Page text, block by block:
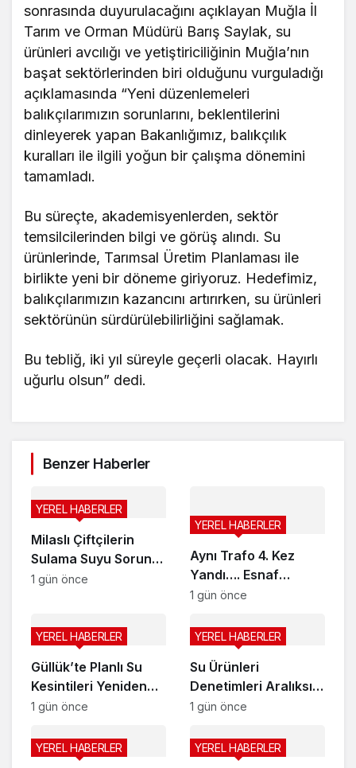
sonrasında duyurulacağını açıklayan Muğla İl
Tarım ve Orman Müdürü Barış Saylak, su
ürünleri avcılığı ve yetiştiriciliğinin Muğla’nın
başat sektörlerinden biri olduğunu vurguladığı
açıklamasında “Yeni düzenlemeleri
balıkçılarımızın sorunlarını, beklentilerini
dinleyerek yapan Bakanlığımız, balıkçılık
kuralları ile ilgili yoğun bir çalışma dönemini
tamamladı.
Bu süreçte, akademisyenlerden, sektör
temsilcilerinden bilgi ve görüş alındı. Su
ürünlerinde, Tarımsal Üretim Planlaması ile
birlikte yeni bir döneme giriyoruz. Hedefimiz,
balıkçılarımızın kazancını artırırken, su ürünleri
sektörünün sürdürülebilirliğini sağlamak.
Bu tebliğ, iki yıl süreyle geçerli olacak. Hayırlı
uğurlu olsun” dedi.
Benzer Haberler
Milaslı Çiftçilerin
Sulama Suyu Sorunu
Gündeme Taşındı:
su yok’ demek
zorunda kaldık”
YEREL HABERLER
1 gün önce
Aynı Trafo 4. Kez
Yandı…. Esnaf
İsyanda…
YEREL HABERLER
1 gün önce
Güllük’te Planlı Su
Kesintileri Yeniden
Başlıyor
YEREL HABERLER
1 gün önce
Su Ürünleri
Denetimleri Aralıksız
Sürüyor
YEREL HABERLER
1 gün önce
YEREL HABERLER YEREL HABERLER